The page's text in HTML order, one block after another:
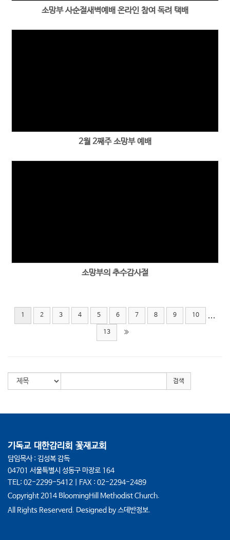
소망부 사순절새벽예배 온라인 참여 독려 택배
2월 2째주 소망부 예배
소망부의 추수감사절
1 2 3 4 5 6 7 8 9 10 ...
13
검색
기독교 대한감리회 꽃재교회
담임목사 : 김성복 감독
04701 서울특별시 성동구 마장로 164
TEL: 02-2299-5412 | FAX : 02-2294-2489
Copyright 2014 BloomingHill Methodist Church.
All Rights Reserverd. Designed by스데반정보.